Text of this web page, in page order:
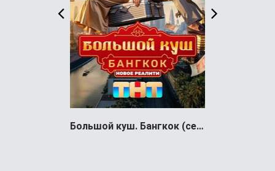
Большой куш. Бангкок (сериал)